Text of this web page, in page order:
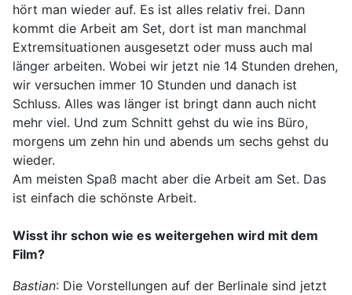
hört man wieder auf. Es ist alles relativ frei. Dann
kommt die Arbeit am Set, dort ist man manchmal
Extremsituationen ausgesetzt oder muss auch mal
länger arbeiten. Wobei wir jetzt nie 14 Stunden drehen,
wir versuchen immer 10 Stunden und danach ist
Schluss. Alles was länger ist bringt dann auch nicht
mehr viel. Und zum Schnitt gehst du wie ins Büro,
morgens um zehn hin und abends um sechs gehst du
wieder.
Am meisten Spaß macht aber die Arbeit am Set. Das
ist einfach die schönste Arbeit.
Wisst ihr schon wie es weitergehen wird mit dem
Film?
Bastian: Die Vorstellungen auf der Berlinale sind jetzt